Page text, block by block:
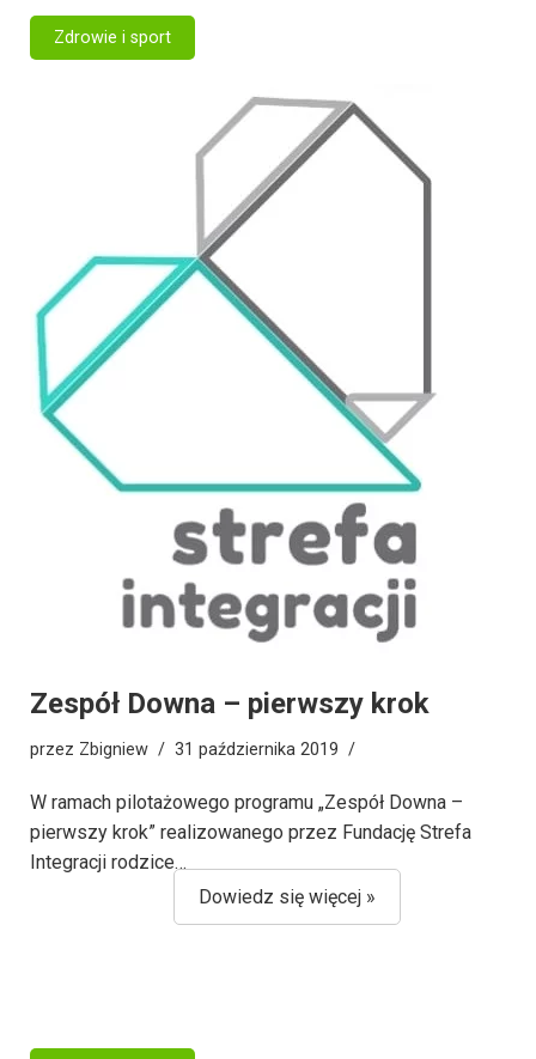
Zespół Downa – pierwszy krok
przez Zbigniew 31 października 2019
Zdrowie i sport
W ramach pilotażowego programu „Zespół Downa –
pierwszy krok” realizowanego przez Fundację Strefa
Integracji rodzice…
Dowiedz się więcej »